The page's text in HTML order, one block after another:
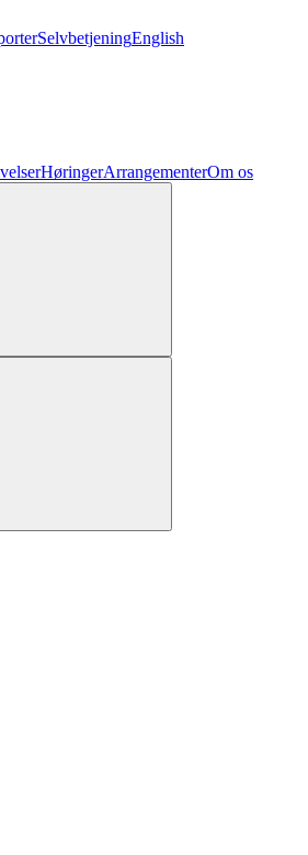
SelvbetjeningEnglish
HøringerArrangementerOm os